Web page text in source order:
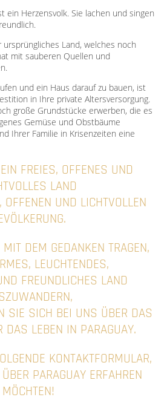
ein Herzensvolk. Sie lachen und singen
ursprüngliches Land, welches noch
mit sauberen Quellen und
und ein Haus darauf zu bauen, ist
in Ihre private Altersversorgung.
große Grundstücke erwerben, die es
Gemüse und Obstbäume
Ihrer Familie in Krisenzeiten eine
FREIES, OFFENES UND
LAND
UND LICHTVOLLEN
DEM GEDANKEN TRAGEN,
LEUCHTENDES,
FREUNDLICHES LAND
SIE SICH BEI UNS ÜBER DAS
DAS LEBEN IN PARAGUAY.
KONTAKTFORMULAR,
PARAGUAY ERFAHREN
MÖCHTEN!